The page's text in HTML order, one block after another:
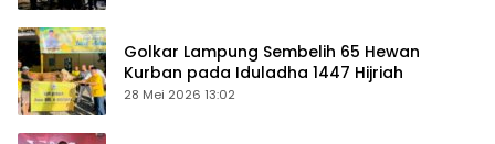
Golkar Lampung Sembelih 65 Hewan
Kurban pada Iduladha 1447 Hijriah
28 Mei 2026 13:02